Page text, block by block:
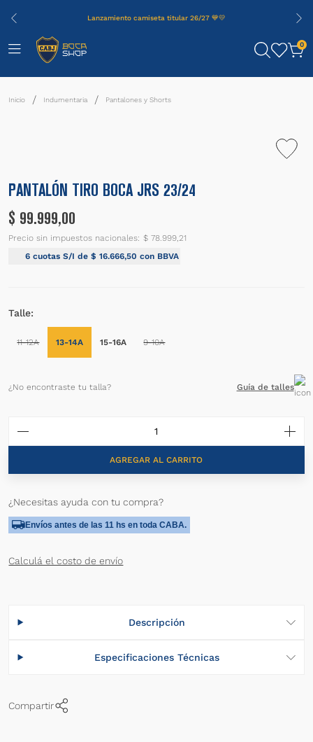
Lanzamiento camiseta titular 26/27 💙💛
0
Indumentaria Pantalones y Shorts
PANTALÓN TIRO BOCA JRS 23/24
$ 99.999,00
Precio sin impuestos nacionales: $ 78.999,21
6 cuotas S/I de$ 16.666,50 con BBVA
Talle
11-12A 13-14A 15-16A 9-10A
¿No encontraste tu talla? Guía de talles
AGREGAR AL CARRITO
¿Necesitas ayuda con tu compra?
Envíos antes de las 11 hs en toda CABA.
Calculá el costo de envío
Descripción
Especificaciones Técnicas
Compartir